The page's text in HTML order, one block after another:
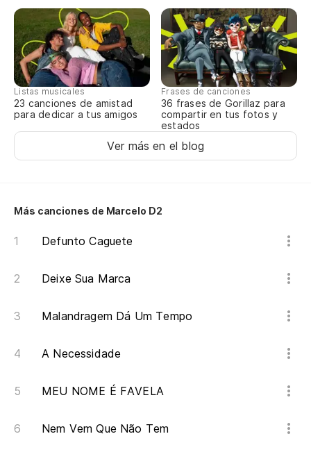
Listas musicales
23 canciones de amistad
para dedicar a tus amigos
Frases de canciones
36 frases de Gorillaz para
compartir en tus fotos y
estados
Ver más en el blog
Más canciones de Marcelo D2
Defunto Caguete
Deixe Sua Marca
Malandragem Dá Um Tempo
A Necessidade
MEU NOME É FAVELA
Nem Vem Que Não Tem